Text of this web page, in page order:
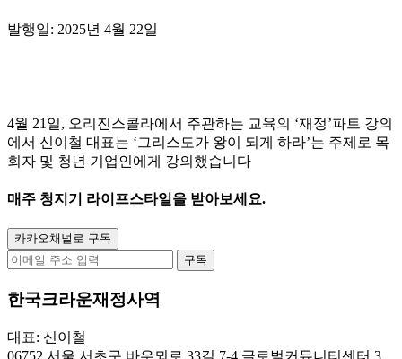
발행일: 2025년 4월 22일
4월 21일, 오리진스콜라에서 주관하는 교육의 ‘재정’파트 강의
에서 신이철 대표는 ‘그리스도가 왕이 되게 하라’는 주제로 목
회자 및 청년 기업인에게 강의했습니다
매주 청지기 라이프스타일 을 받아보세요.
카카오채널로 구독
구독
한국크라운재정사역
대표: 신이철
06752 서울 서초구 바우뫼로 33길 7-4 글로벌커뮤니티센터 3